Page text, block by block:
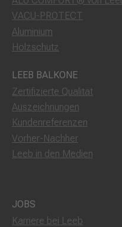
VACU-PROTECT
Aluminium
Holzschutz
LEEB BALKONE
Zertifizierte Qualität
Auszeichnungen
Kundenreferenzen
Vorher-Nachher
Leeb in den Medien
JOBS
Karriere bei Leeb